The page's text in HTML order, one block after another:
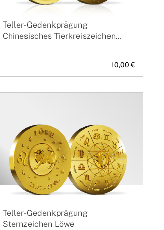
Teller-Gedenkprägung
Chinesisches Tierkreiszeichen
10,00 €
Teller-Gedenkprägung
Sternzeichen Löwe